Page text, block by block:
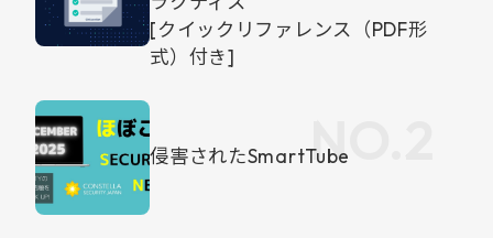
[クイックリファレンス（PDF形
式）付き]
侵害されたSmartTube